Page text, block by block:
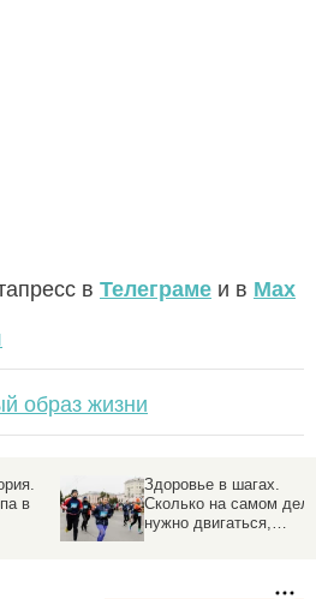
в Телеграме и в Max
образ жизни
в
Здоровье в шагах.
Сколько на самом
нужно двигаться,